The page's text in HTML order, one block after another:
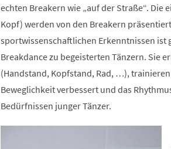
echten Breakern wie „auf der Straße“. Die
Kopf) werden von den Breakern
sportwissenschaftlichen Erkenntnissen ist
Breakdance zu begeisterten Tänzern. Sie
(Handstand, Kopfstand, Rad, …),
Beweglichkeit verbessert und das
Bedürfnissen junger Tänzer.